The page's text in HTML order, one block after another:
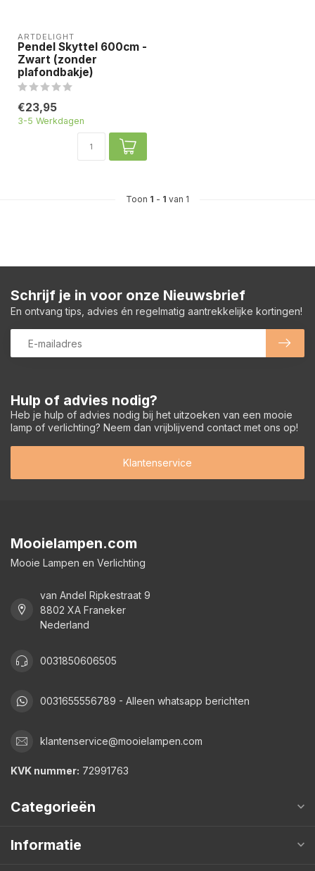
ARTDELIGHT
Pendel Skyttel 600cm -
Zwart (zonder
plafondbakje)
€23,95
3-5 Werkdagen
Toon 1 - 1 van 1
Hulp of advies nodig?
Heb je hulp of advies nodig bij het uitzoeken van een mooie
lamp of verlichting? Neem dan vrijblijvend contact met ons op!
Klantenservice
Schrijf je in voor onze Nieuwsbrief
En ontvang tips, advies én regelmatig aantrekkelijke kortingen!
Mooielampen.com
Mooie Lampen en Verlichting
van Andel Ripkestraat 9
8802 XA Franeker
Nederland
0031850606505
0031655556789 - Alleen whatsapp berichten
klantenservice@mooielampen.com
KVK nummer: 72991763
Categorieën
Informatie